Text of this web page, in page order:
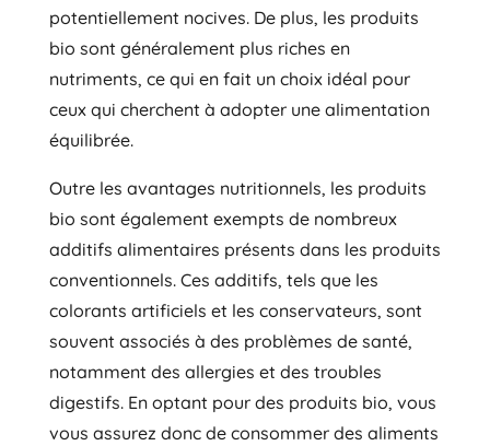
potentiellement nocives. De plus, les produits
bio sont généralement plus riches en
nutriments, ce qui en fait un choix idéal pour
ceux qui cherchent à adopter une alimentation
équilibrée.
Outre les avantages nutritionnels, les produits
bio sont également exempts de nombreux
additifs alimentaires présents dans les produits
conventionnels. Ces additifs, tels que les
colorants artificiels et les conservateurs, sont
souvent associés à des problèmes de santé,
notamment des allergies et des troubles
digestifs. En optant pour des produits bio, vous
vous assurez donc de consommer des aliments